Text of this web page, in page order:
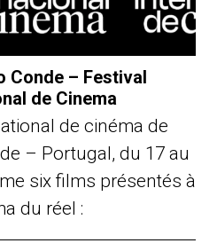
Conde – Festival
de Cinema
de cinéma de
– Portugal, du 17 au
six films présentés à
du réel :